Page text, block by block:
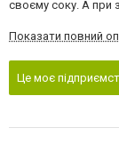
своєму соку. А при
Показати повний
Це моє